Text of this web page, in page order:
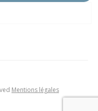
Mentions légales